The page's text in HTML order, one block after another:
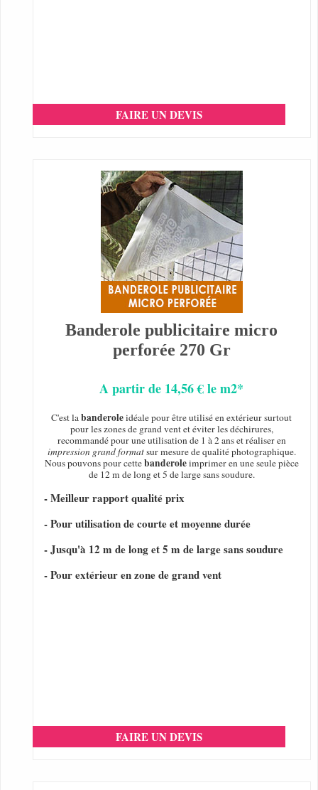
FAIRE UN DEVIS
Banderole publicitaire micro
perforée 270 Gr
A partir de 14,56 € le m2*
C'est labanderoleidéale pour être utilisé en extérieur surtout
pour les zones de grand vent et éviter les déchirures,
recommandé pour une utilisation de 1 à 2 ans et réaliser en
impression grand formatsur mesure de qualité photographique.
Nous pouvons pour cettebanderoleimprimer en une seule pièce
de 12 m de long et 5 de large sans soudure.
- Meilleur rapport qualité prix
- Pour utilisation de courte et moyenne durée
- Jusqu'à 12 m de long et 5 m de large sans soudure
- Pour extérieur en zone de grand vent
FAIRE UN DEVIS